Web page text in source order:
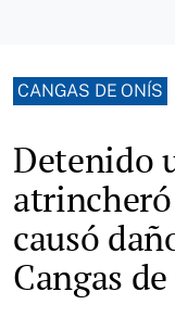
CANGAS DE ONÍS
Detenido
causó
Cangas